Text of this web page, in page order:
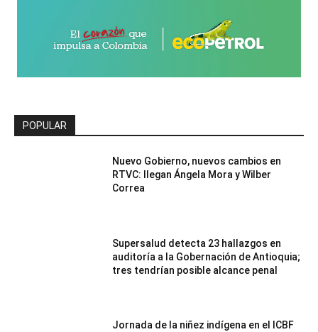
POPULAR
Nuevo Gobierno, nuevos cambios en
RTVC: llegan Ángela Mora y Wilber
Correa
Supersalud detecta 23 hallazgos en
auditoría a la Gobernación de Antioquia;
tres tendrían posible alcance penal
Jornada de la niñez indígena en el ICBF